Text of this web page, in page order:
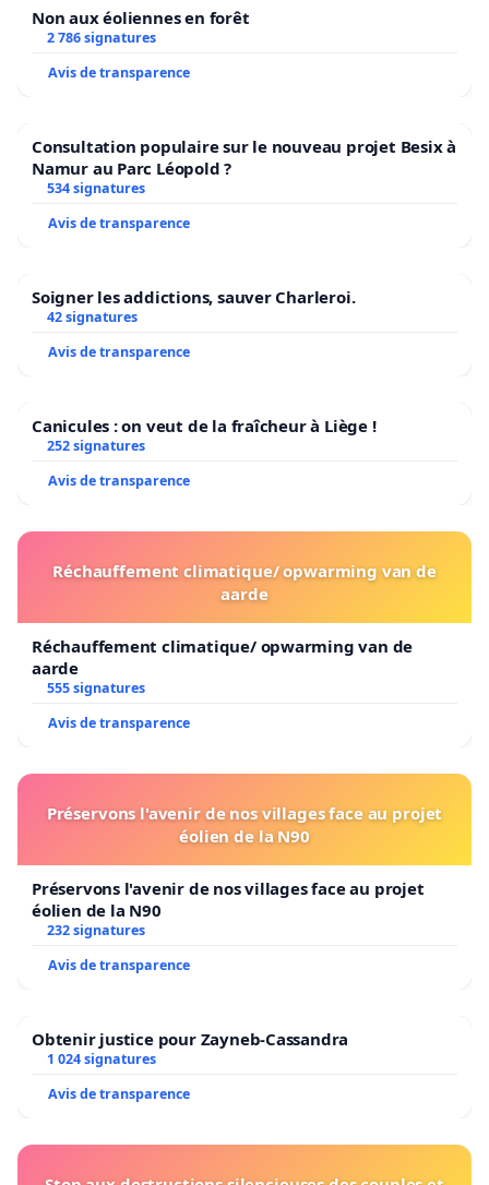
Non aux éoliennes en forêt
2 786 signatures
Avis de transparence
Consultation populaire sur le nouveau projet Besix à
Namur au Parc Léopold ?
534 signatures
Avis de transparence
Soigner les addictions, sauver Charleroi.
42 signatures
Avis de transparence
Canicules : on veut de la fraîcheur à Liège !
252 signatures
Avis de transparence
Réchauffement climatique/ opwarming van de
aarde
Réchauffement climatique/ opwarming van de
aarde
555 signatures
Avis de transparence
Préservons l'avenir de nos villages face au projet
éolien de la N90
Préservons l'avenir de nos villages face au projet
éolien de la N90
232 signatures
Avis de transparence
Obtenir justice pour Zayneb-Cassandra
1 024 signatures
Avis de transparence